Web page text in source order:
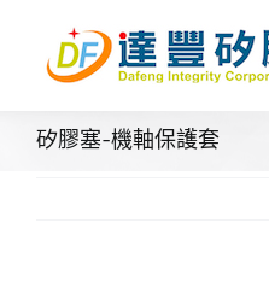
content
矽膠塞-機軸保護套